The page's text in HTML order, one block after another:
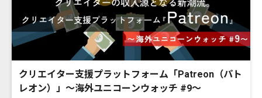
クリエイター支援プラットフォーム「Patreon（パト
レオン）」〜海外ユニコーンウォッチ #9〜